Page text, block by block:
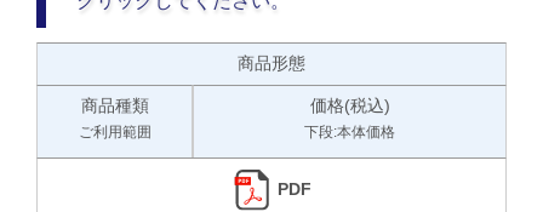
商品形態
商品種類
ご利用範囲
価格(税込)
下段:本体価格
PDF